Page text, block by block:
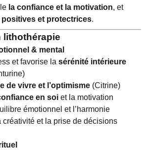
la confiance et la motivation, et
positives et protectrices.
lithothérapie
& mental
et favorise la sérénité intérieure
de vivre et l’optimisme (Citrine)
en soi et la motivation
émotionnel et l’harmonie
créativité et la prise de décisions